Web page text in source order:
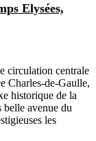
Elysées,
circulation centrale
Charles-de-Gaulle,
historique de la
belle avenue du
les